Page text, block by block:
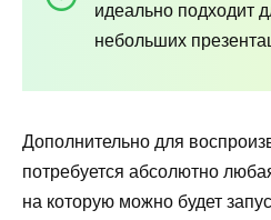
идеально подходит
небольших
Дополнительно для
потребуется абсолютно
на которую можно будет